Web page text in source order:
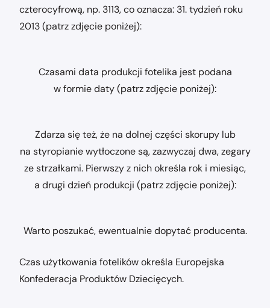
czterocyfrową, np. 3113, co oznacza: 31. tydzień roku
2013 (patrz zdjęcie poniżej):
Czasami data produkcji fotelika jest podana
w formie daty (patrz zdjęcie poniżej):
Zdarza się też, że na dolnej części skorupy lub
na styropianie wytłoczone są, zazwyczaj dwa, zegary
ze strzałkami. Pierwszy z nich określa rok i miesiąc,
a drugi dzień produkcji (patrz zdjęcie poniżej):
Warto poszukać, ewentualnie dopytać producenta.
Czas użytkowania fotelików określa Europejska
Konfederacja Produktów Dziecięcych.